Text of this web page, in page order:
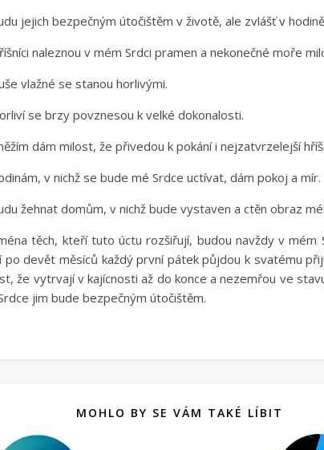
jejich bezpečným útočištěm v životě, ale zvlášť v
naleznou v mém Srdci pramen a nekonečné moře
vlažné se stanou horlivými.
se brzy povznesou k velké dokonalosti.
dám milost, že přivedou k pokání i nejzatvrzelejší
v nichž se bude mé Srdce uctívat, dám pokoj a mír.
žehnat domům, v nichž bude vystaven a ctěn obraz
těch, kteří tuto úctu rozšiřují, budou navždy v mém
po devět měsíců každý první pátek půjdou k svatému
že vytrvají v kajícnosti až do konce a nezemřou ve
jim bude bezpečným útočištěm.
MOHLO BY SE VÁM TAKÉ LÍBIT